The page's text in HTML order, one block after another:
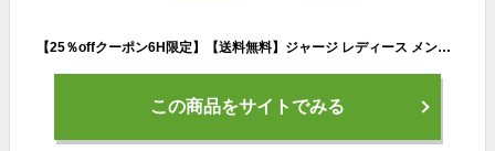
【25％offクーポン6H限定】【送料無料】ジャージ レディース メンズ 大きいサイズ スポーツウェア 部屋着 ランニングウェア 青 黒 韓国 カジュアル ルームウェア 韓国 ファッション トップス ライトアウター オシャレ ダンス ジップアップ ジョギング 練習着 運動
この商品をサイトでみる